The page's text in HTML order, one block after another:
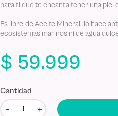
para ti que te encanta tener una piel
Es libre de Aceite Mineral, lo hace
ecosistemas marinos ni de agua
$ 59.999
Cantidad
＋
－